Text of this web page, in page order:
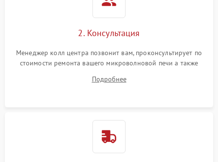
2. Консультация
Менеджер колл центра позвонит вам, проконсультирует по
стоимости ремонта вашего микроволновой печи а также
Подробнее